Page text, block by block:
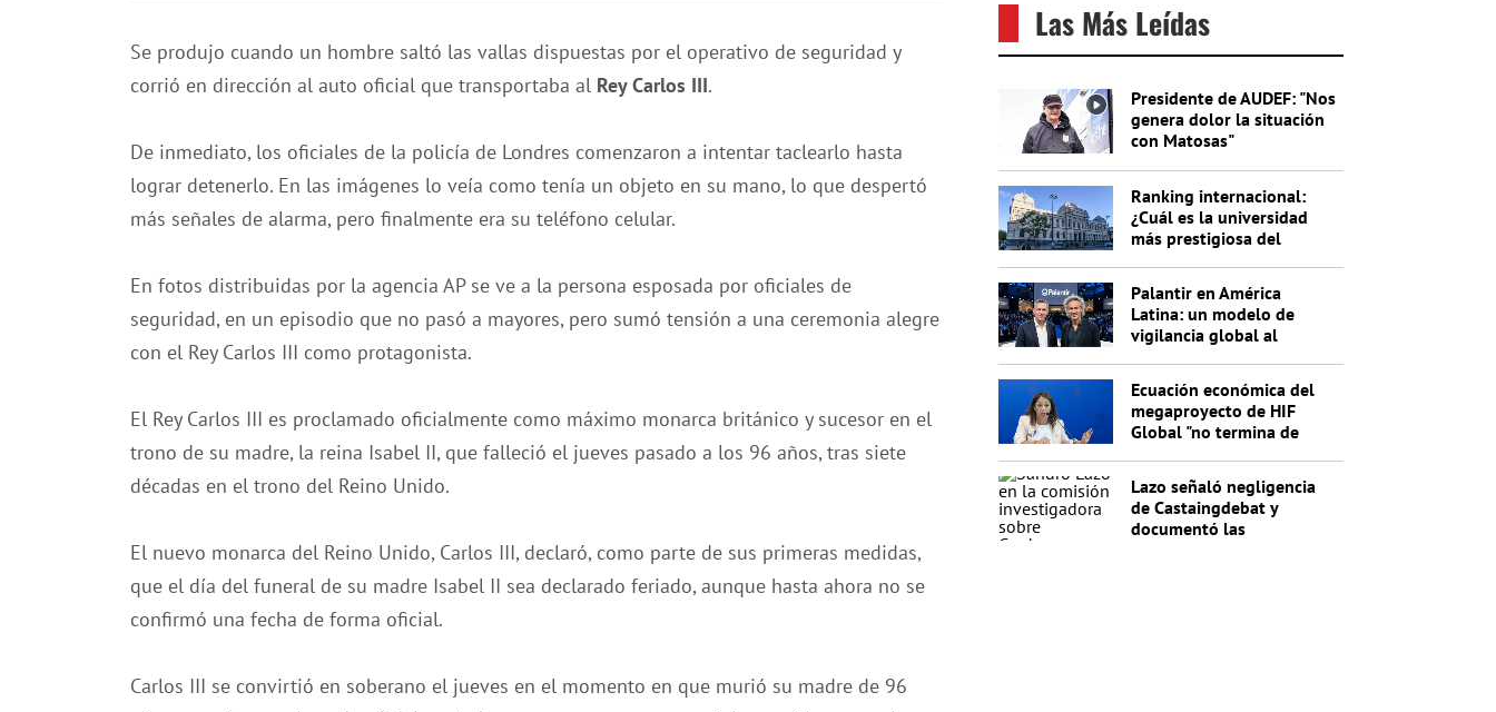
Se produjo cuando un hombre saltó las vallas dispuestas por el operativo de seguridad y
corrió en dirección al auto oficial que transportaba al Rey Carlos III.
De inmediato, los oficiales de la policía de Londres comenzaron a intentar taclearlo hasta
lograr detenerlo. En las imágenes lo veía como tenía un objeto en su mano, lo que despertó
más señales de alarma, pero finalmente era su teléfono celular.
En fotos distribuidas por la agencia AP se ve a la persona esposada por oficiales de
seguridad, en un episodio que no pasó a mayores, pero sumó tensión a una ceremonia alegre
con el Rey Carlos III como protagonista.
El Rey Carlos III es proclamado oficialmente como máximo monarca británico y sucesor en el
trono de su madre, la reina Isabel II, que falleció el jueves pasado a los 96 años, tras siete
décadas en el trono del Reino Unido.
El nuevo monarca del Reino Unido, Carlos III, declaró, como parte de sus primeras medidas,
que el día del funeral de su madre Isabel II sea declarado feriado, aunque hasta ahora no se
confirmó una fecha de forma oficial.
Carlos III se convirtió en soberano el jueves en el momento en que murió su madre de 96
Las Más Leídas
Presidente de AUDEF: "Nos
genera dolor la situación
con Matosas"
Ranking internacional:
¿Cuál es la universidad
más prestigiosa del
Palantir en América
Latina: un modelo de
vigilancia global al
Ecuación económica del
megaproyecto de HIF
Global "no termina de
Lazo señaló negligencia
de Castaingdebat y
documentó las